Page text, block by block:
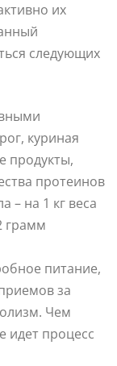
их
следующих
куриная
продукты,
протеинов
– на 1 кг веса
грамм
питание,
за
Чем
идет процесс